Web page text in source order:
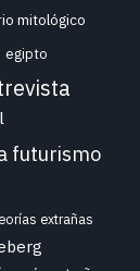
mitológico
egipto
futurismo
extrañas